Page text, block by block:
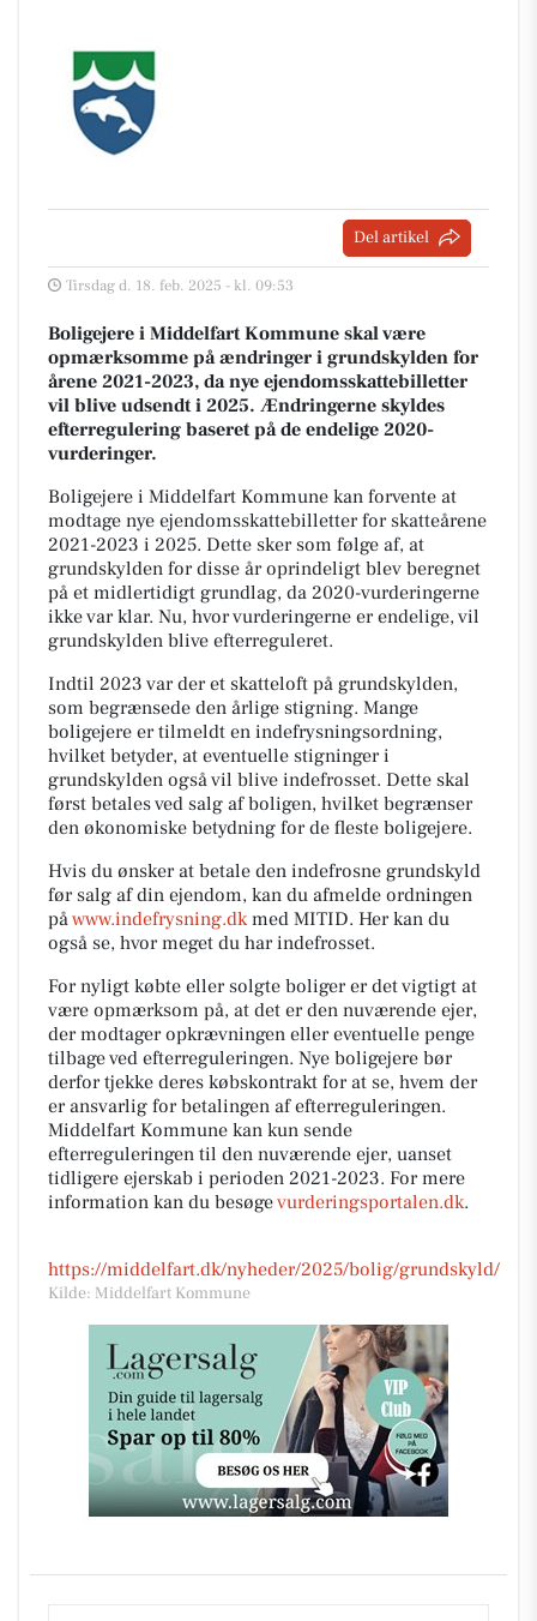
Del artikel
Tirsdag d. 18. feb. 2025 - kl. 09:53
Boligejere i Middelfart Kommune skal være
opmærksomme på ændringer i grundskylden for
årene 2021-2023, da nye ejendomsskattebilletter
vil blive udsendt i 2025. Ændringerne skyldes
efterregulering baseret på de endelige 2020-
vurderinger.
Boligejere i Middelfart Kommune kan forvente at
modtage nye ejendomsskattebilletter for skatteårene
2021-2023 i 2025. Dette sker som følge af, at
grundskylden for disse år oprindeligt blev beregnet
på et midlertidigt grundlag, da 2020-vurderingerne
ikke var klar. Nu, hvor vurderingerne er endelige, vil
grundskylden blive efterreguleret.
Indtil 2023 var der et skatteloft på grundskylden,
som begrænsede den årlige stigning. Mange
boligejere er tilmeldt en indefrysningsordning,
hvilket betyder, at eventuelle stigninger i
grundskylden også vil blive indefrosset. Dette skal
først betales ved salg af boligen, hvilket begrænser
den økonomiske betydning for de fleste boligejere.
Hvis du ønsker at betale den indefrosne grundskyld
før salg af din ejendom, kan du afmelde ordningen
påwww.indefrysning.dkmed MITID. Her kan du
også se, hvor meget du har indefrosset.
For nyligt købte eller solgte boliger er det vigtigt at
være opmærksom på, at det er den nuværende ejer,
der modtager opkrævningen eller eventuelle penge
tilbage ved efterreguleringen. Nye boligejere bør
derfor tjekke deres købskontrakt for at se, hvem der
er ansvarlig for betalingen af efterreguleringen.
Middelfart Kommune kan kun sende
efterreguleringen til den nuværende ejer, uanset
tidligere ejerskab i perioden 2021-2023. For mere
information kan du besøgevurderingsportalen.dk.
https://middelfart.dk/nyheder/2025/bolig/grundskyld/
Kilde: Middelfart Kommune